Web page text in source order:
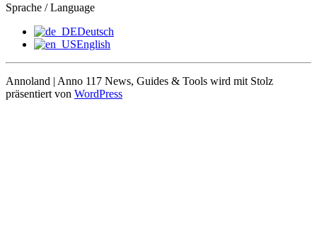
Sprache / Language
Deutsch
English
Annoland | Anno 117 News, Guides & Tools wird mit Stolz
präsentiert von WordPress